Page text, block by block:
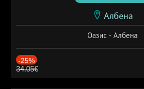
Албена
Оазис - Албена
-25%
34.05€